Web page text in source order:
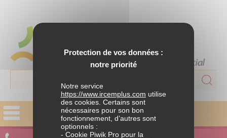
Protection de vos données :
notre priorité
Notre service
https://www.ircemplus.com utilise
des cookies. Certains sont
nécessaires pour son bon
fonctionnement, d’autres sont
optionnels :
- Cookie Piwik Pro pour la